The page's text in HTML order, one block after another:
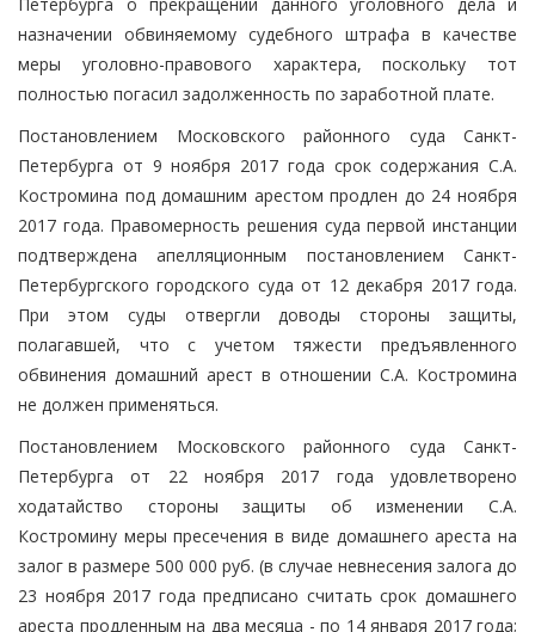
назначении обвиняемому судебного штрафа в качестве
меры уголовно-правового характера, поскольку тот
полностью погасил задолженность по заработной плате.
Постановлением Московского районного суда Санкт-
Петербурга от 9 ноября 2017 года срок содержания С.А.
Костромина под домашним арестом продлен до 24 ноября
2017 года. Правомерность решения суда первой инстанции
подтверждена апелляционным постановлением Санкт-
Петербургского городского суда от 12 декабря 2017 года.
При этом суды отвергли доводы стороны защиты,
полагавшей, что с учетом тяжести предъявленного
обвинения домашний арест в отношении С.А. Костромина
не должен применяться.
Постановлением Московского районного суда Санкт-
Петербурга от 22 ноября 2017 года удовлетворено
ходатайство стороны защиты об изменении С.А.
Костромину меры пресечения в виде домашнего ареста на
залог в размере 500 000 руб. (в случае невнесения залога до
23 ноября 2017 года предписано считать срок домашнего
ареста продленным на два месяца - по 14 января 2017 года;